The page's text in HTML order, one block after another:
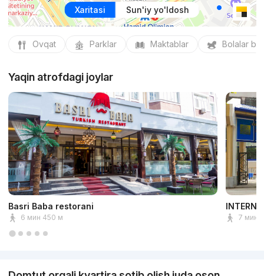
Xaritasi Sun'iy yo'ldosh
Ovqat Parklar Maktablar Bolalar
Yaqin atrofdagi joylar
Basri Baba restorani
6 мин 450 м 7 мин